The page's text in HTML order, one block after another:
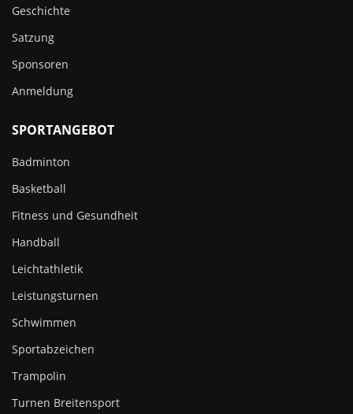
Geschichte
Satzung
Sponsoren
Anmeldung
SPORTANGEBOT
Badminton
Basketball
Fitness und Gesundheit
Handball
Leichtathletik
Leistungsturnen
Schwimmen
Sportabzeichen
Trampolin
Turnen Breitensport